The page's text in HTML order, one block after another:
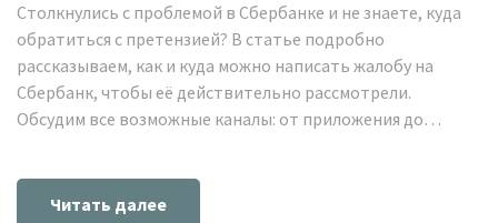
Столкнулись с проблемой в Сбербанке и не знаете, куда
обратиться с претензией? В статье подробно
рассказываем, как и куда можно написать жалобу на
Сбербанк, чтобы её действительно рассмотрели.
Обсудим все возможные каналы: от приложения до
в ситуации. Будет полезно тем, кто хочет добиться
Читать далее